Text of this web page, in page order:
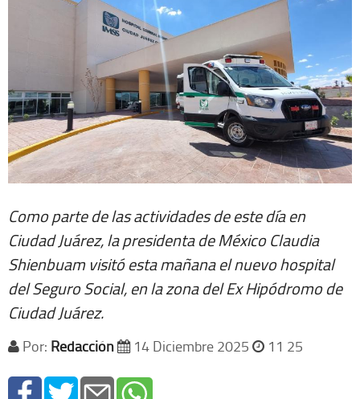
Como parte de las actividades de este día en
Ciudad Juárez, la presidenta de México Claudia
Shienbuam visitó esta mañana el nuevo hospital
del Seguro Social, en la zona del Ex Hipódromo de
Ciudad Juárez.
Por: Redacción 14 Diciembre 2025 11 25